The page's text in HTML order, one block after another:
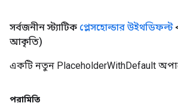
সর্বজনীন স্ট্যাটিক প্লেসহোল্ডার উইথডিফল্ট
আকৃতি)
একটি নতুন PlaceholderWithDefault
পরামিতি